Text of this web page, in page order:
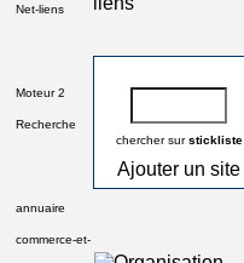
Net-liens
Moteur 2
Recherche
chercher surstickliste
Ajouter un site
annuaire
commerce-et-